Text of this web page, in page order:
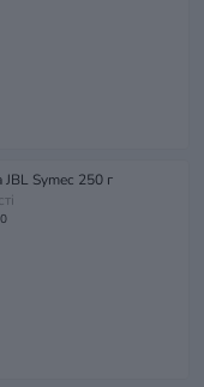
JBL Symec 250 г
0